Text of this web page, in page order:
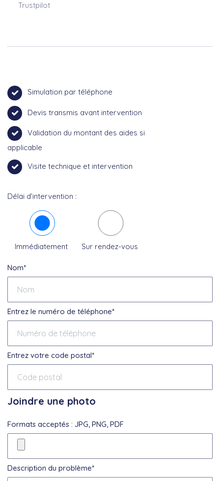
Trustpilot
Simulation par téléphone
Devis transmis avant intervention
Validation du montant des aides si
applicable
Visite technique et intervention
Délai d’intervention :
Immédiatement Sur rendez-vous
Nom*
Entrez le numéro de téléphone*
Entrez votre code postal*
Joindre une photo
Formats acceptés : JPG, PNG, PDF
Description du problème*